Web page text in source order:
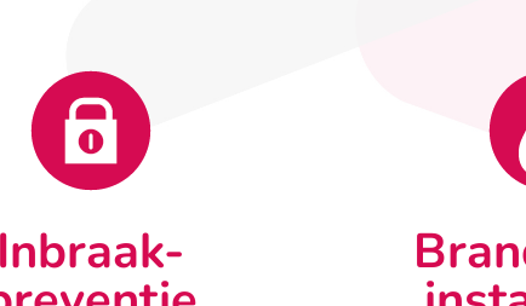
Inbraak-